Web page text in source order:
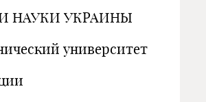
НАУКИ УКРАИНЫ
университет